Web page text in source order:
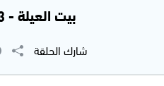
بيت العيلة - 11.10.2023
شارك الحلقة